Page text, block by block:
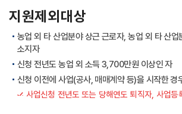
지원제외대상
농업 외 타 산업분야 상근 근로자, 농업 외 타 산업
소지자
신청 전년도 농업 외 소득 3,700만원 이상인 자
신청 이전에 사업(공사, 매매계약 등)을 시작한 경
사업신청 전년도 또는 당해연도 퇴직자, 사업등